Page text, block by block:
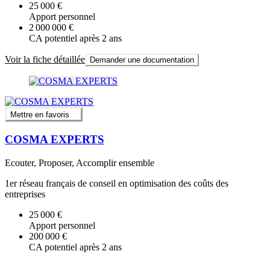
25 000 €
Apport personnel
2 000 000 €
CA potentiel après 2 ans
Voir la fiche détaillée Demander une documentation
Mettre en favoris
COSMA EXPERTS
Ecouter, Proposer, Accomplir ensemble
1er réseau français de conseil en optimisation des coûts des
entreprises
25 000 €
Apport personnel
200 000 €
CA potentiel après 2 ans